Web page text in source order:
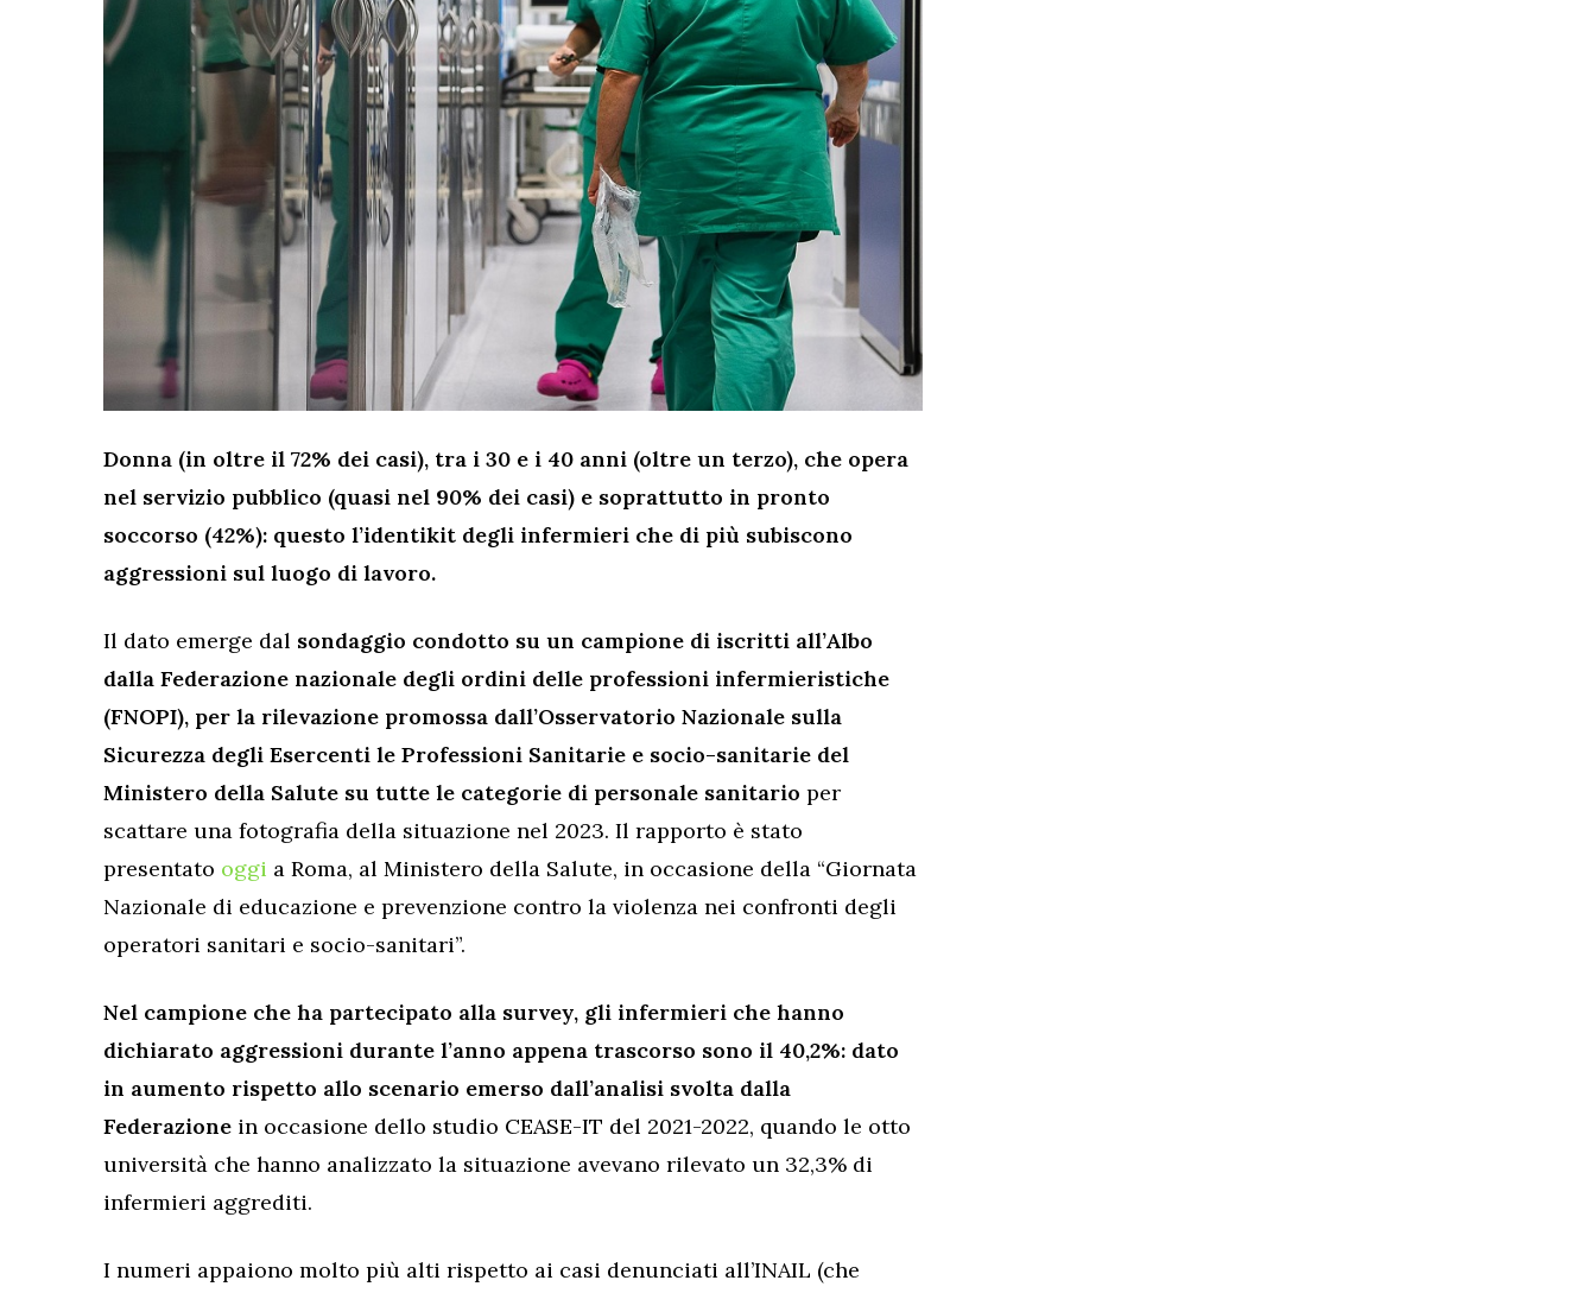
Donna (in oltre il 72% dei casi), tra i 30 e i 40 anni (oltre un terzo), che opera
nel servizio pubblico (quasi nel 90% dei casi) e soprattutto in pronto
soccorso (42%): questo l’identikit degli infermieri che di più subiscono
aggressioni sul luogo di lavoro.
Il dato emerge dal sondaggio condotto su un campione di iscritti all’Albo
dalla Federazione nazionale degli ordini delle professioni infermieristiche
(FNOPI), per la rilevazione promossa dall’Osservatorio Nazionale sulla
Sicurezza degli Esercenti le Professioni Sanitarie e socio-sanitarie del
Ministero della Salute su tutte le categorie di personale sanitario per
scattare una fotografia della situazione nel 2023. Il rapporto è stato
presentato oggi a Roma, al Ministero della Salute, in occasione della “Giornata
Nazionale di educazione e prevenzione contro la violenza nei confronti degli
operatori sanitari e socio-sanitari”.
Nel campione che ha partecipato alla survey, gli infermieri che hanno
dichiarato aggressioni durante l’anno appena trascorso sono il 40,2%: dato
in aumento rispetto allo scenario emerso dall’analisi svolta dalla
Federazione in occasione dello studio CEASE-IT del 2021-2022, quando le otto
università che hanno analizzato la situazione avevano rilevato un 32,3% di
infermieri aggrediti.
I numeri appaiono molto più alti rispetto ai casi denunciati all’INAIL (che